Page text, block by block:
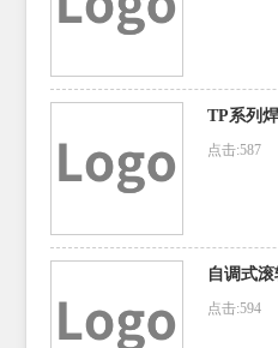
TP系列
点击:587
自调式
点击:594